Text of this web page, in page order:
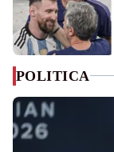
POLITICA